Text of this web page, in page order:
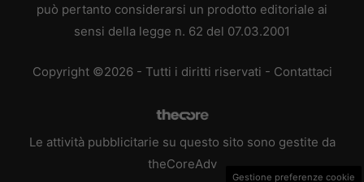
può pertanto considerarsi un prodotto editoriale ai
sensi della legge n. 62 del 07.03.2001
Copyright ©2026 - Tutti i diritti riservati - Contattaci
Le attività pubblicitarie su questo sito sono gestite da
theCoreAdv
Gestione preferenze cookie